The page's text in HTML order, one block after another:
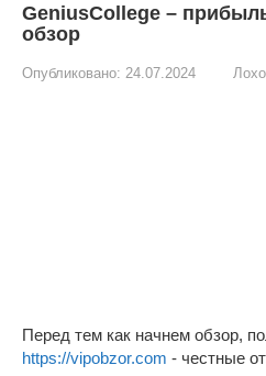
GeniusCollege –
обзор
Опубликовано: 24.07.2024
Перед тем как начнем обзор,
https://vipobzor.com - честные